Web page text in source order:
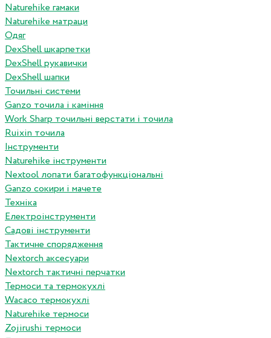
Naturehike гамаки
Naturehike матраци
Одяг
DexShell шкарпетки
DexShell рукавички
DexShell шапки
Точильні системи
Ganzo точила і каміння
Work Sharp точильні верстати і точила
Ruixin точила
Інструменти
Naturehike інструменти
Nextool лопати багатофункціональні
Ganzo сокири і мачете
Техніка
Електроінструменти
Садові інструменти
Тактичне спорядження
Nextorch аксесуари
Nextorch тактичні перчатки
Термоси та термокухлі
Wacaco термокухлі
Naturehike термоси
Zojirushi термоси